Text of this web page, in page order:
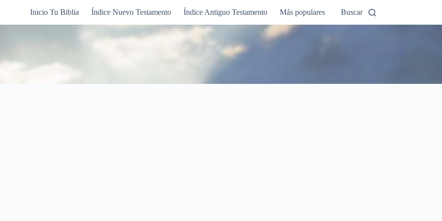
Inicio Tu Biblia Índice Nuevo Testamento Índice Antiguo Testamento Más populares Buscar